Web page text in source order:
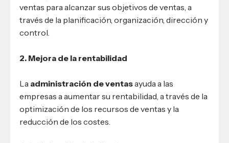
ventas para alcanzar sus objetivos de ventas, a
través de la planificación, organización, dirección y
control.
2. Mejora de la rentabilidad
La administración de ventasayuda a las
empresas a aumentar su rentabilidad, a través de la
optimización de los recursos de ventas y la
reducción de los costes.